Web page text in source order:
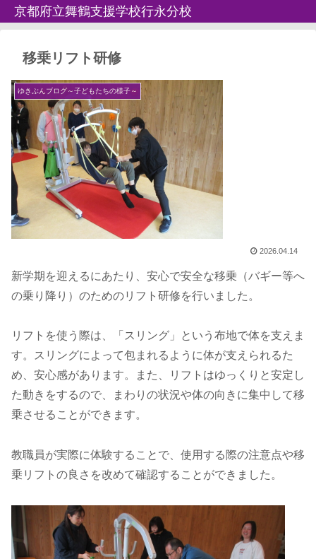
京都府立舞鶴支援学校行永分校
移乗リフト研修
ゆきぶんブログ～子どもたちの様子～
2026.04.14
新学期を迎えるにあたり、安心で安全な移乗（バギー等へ
の乗り降り）のためのリフト研修を行いました。
リフトを使う際は、「スリング」という布地で体を支えま
す。スリングによって包まれるように体が支えられるた
め、安心感があります。また、リフトはゆっくりと安定し
た動きをするので、まわりの状況や体の向きに集中して移
乗させることができます。
教職員が実際に体験することで、使用する際の注意点や移
乗リフトの良さを改めて確認することができました。